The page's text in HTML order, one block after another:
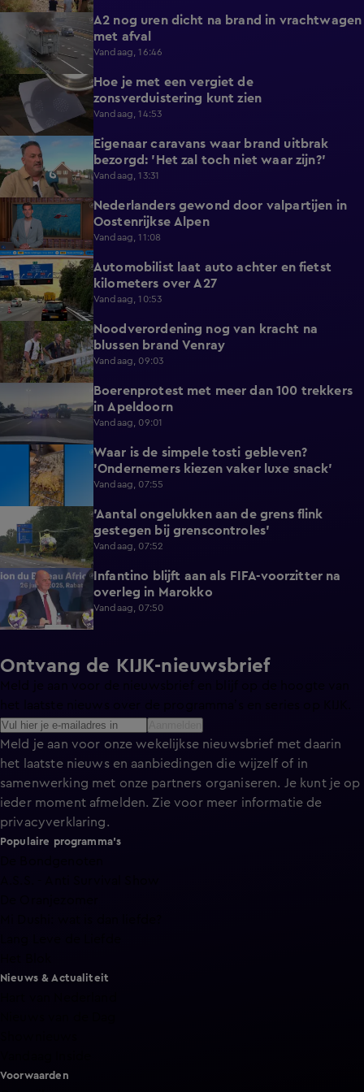
A2 nog uren dicht na brand in vrachtwagen
met afval
Vandaag, 16:46
1:21
Hoe je met een vergiet de
zonsverduistering kunt zien
Vandaag, 14:53
2:14
Eigenaar caravans waar brand uitbrak
bezorgd: 'Het zal toch niet waar zijn?'
Vandaag, 13:31
0:34
Nederlanders gewond door valpartijen in
Oostenrijkse Alpen
Vandaag, 11:08
0:39
Automobilist laat auto achter en fietst
kilometers over A27
Vandaag, 10:53
1:14
Noodverordening nog van kracht na
blussen brand Venray
Vandaag, 09:03
Boerenprotest met meer dan 100 trekkers
in Apeldoorn
Vandaag, 09:01
Waar is de simpele tosti gebleven?
'Ondernemers kiezen vaker luxe snack'
Vandaag, 07:55
'Aantal ongelukken aan de grens flink
gestegen bij grenscontroles'
Vandaag, 07:52
0:29
Infantino blijft aan als FIFA-voorzitter na
overleg in Marokko
Vandaag, 07:50
Ontvang de KIJK-nieuwsbrief
Meld je aan voor de nieuwsbrief en blijf op de hoogte van
Meld je aan voor onze wekelijkse nieuwsbrief met daarin
het laatste nieuws en aanbiedingen die wijzelf of in
samenwerking met onze partners organiseren. Je kunt je op
ieder moment afmelden. Zie voor meer informatie de
privacyverklaring.
Populaire programma's
Nieuws & Actualiteit
Voorwaarden